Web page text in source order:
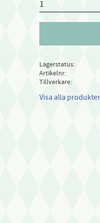
Lagerstatus
Artikelnr
Tillverkare
Visa alla